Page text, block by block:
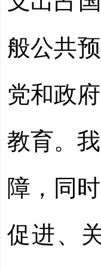
般公共
党和政
教育。
障，同
促进、